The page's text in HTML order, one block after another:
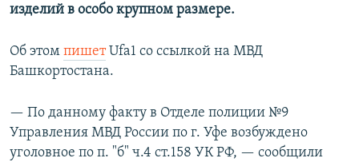
изделий в особо крупном размере.
Об этом пишетUfa1 со ссылкой на МВД
Башкортостана.
— По данному факту в Отделе полиции №9
Управления МВД России по г. Уфе возбуждено
уголовное по п. "б" ч.4 ст.158 УК РФ, — сообщили